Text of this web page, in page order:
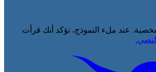
عند ملء النموذج، تؤكد أنك قرأت